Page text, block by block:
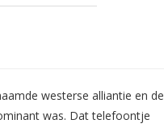
westerse alliantie en de
was. Dat telefoontje